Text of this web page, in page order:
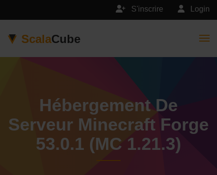
Login
S'inscrire
ScalaCube
Hébergement De
Serveur Minecraft Forge
53.0.1 (MC 1.21.3)